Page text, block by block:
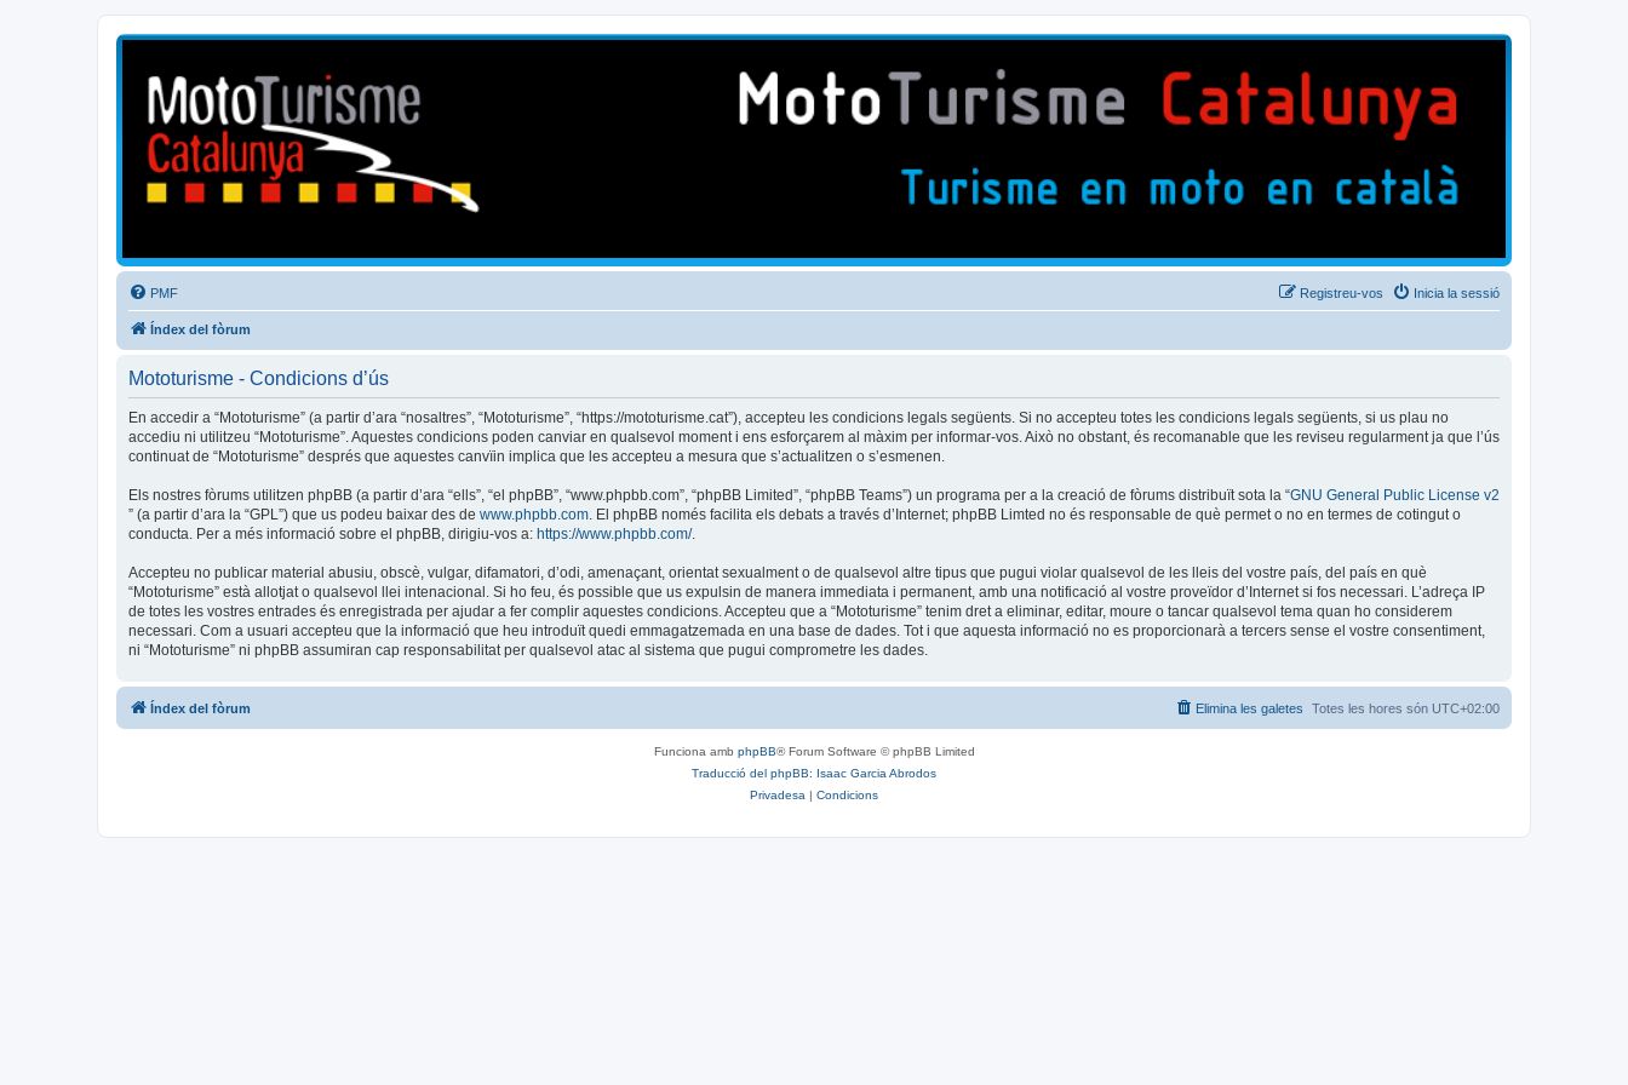
Mototurisme
Turisme en moto en català
PMF Inicia la sessió
Registreu-vos
Índex del fòrum
Mototurisme - Condicions d’ús
En accedir a “Mototurisme” (a partir d’ara “nosaltres”, “Mototurisme”, “https://mototurisme.cat”), accepteu les condicions legals següents. Si no accepteu totes les condicions legals següents, si us plau no
accediu ni utilitzeu “Mototurisme”. Aquestes condicions poden canviar en qualsevol moment i ens esforçarem al màxim per informar-vos. Això no obstant, és recomanable que les reviseu regularment ja que l’ús
continuat de “Mototurisme” després que aquestes canvïin implica que les accepteu a mesura que s’actualitzen o s’esmenen.
Els nostres fòrums utilitzen phpBB (a partir d’ara “ells”, “el phpBB”, “www.phpbb.com”, “phpBB Limited”, “phpBB Teams”) un programa per a la creació de fòrums distribuït sota la “GNU General Public License v2
” (a partir d’ara la “GPL”) que us podeu baixar des de www.phpbb.com. El phpBB només facilita els debats a través d’Internet; phpBB Limted no és responsable de què permet o no en termes de cotingut o
conducta. Per a més informació sobre el phpBB, dirigiu-vos a: https://www.phpbb.com/.
Accepteu no publicar material abusiu, obscè, vulgar, difamatori, d’odi, amenaçant, orientat sexualment o de qualsevol altre tipus que pugui violar qualsevol de les lleis del vostre país, del país en què
“Mototurisme” està allotjat o qualsevol llei intenacional. Si ho feu, és possible que us expulsin de manera immediata i permanent, amb una notificació al vostre proveïdor d’Internet si fos necessari. L’adreça IP
de totes les vostres entrades és enregistrada per ajudar a fer complir aquestes condicions. Accepteu que a “Mototurisme” tenim dret a eliminar, editar, moure o tancar qualsevol tema quan ho considerem
necessari. Com a usuari accepteu que la informació que heu introduït quedi emmagatzemada en una base de dades. Tot i que aquesta informació no es proporcionarà a tercers sense el vostre consentiment,
ni “Mototurisme” ni phpBB assumiran cap responsabilitat per qualsevol atac al sistema que pugui comprometre les dades.
Índex del fòrum Totes les hores són UTC+02:00
Elimina les galetes
Funciona amb phpBB® Forum Software © phpBB Limited
Traducció del phpBB: Isaac Garcia Abrodos
Privadesa | Condicions